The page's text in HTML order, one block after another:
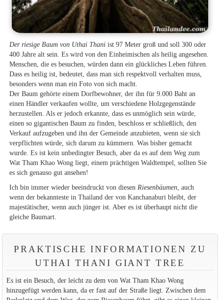
Der riesige Baum von Uthai Thani ist 97 Meter groß und soll 300 oder
400 Jahre alt sein. Es wird von den Einheimischen als heilig angesehen.
Menschen, die es besuchen, würden dann ein glückliches Leben führen.
Dass es heilig ist, bedeutet, dass man sich respektvoll verhalten muss,
besonders wenn man ein Foto von sich macht.
Der Baum gehörte einem Dorfbewohner, der ihn für 9.000 Baht an
einen Händler verkaufen wollte, um verschiedene Holzgegenstände
herzustellen. Als er jedoch erkannte, dass es unmöglich sein würde,
einen so gigantischen Baum zu finden, beschloss er schließlich, den
Verkauf aufzugeben und ihn der Gemeinde anzubieten, wenn sie sich
verpflichten würde, sich darum zu kümmern. Was bisher gemacht
wurde. Es ist kein unbedingter Besuch, aber da es auf dem Weg zum
Wat Tham Khao Wong liegt, einem prächtigen Waldtempel, sollten Sie
es sich genauso gut ansehen!
Ich bin immer wieder beeindruckt von diesen Riesenbäumen , auch
wenn der bekannteste in Thailand der von Kanchanaburi bleibt, der
majestätischer, wenn auch jünger ist. Aber es ist überhaupt nicht die
gleiche Baumart.
PRAKTISCHE INFORMATIONEN ZU
UTHAI THANI GIANT TREE
Es ist ein Besuch, der leicht zu dem von Wat Tham Khao Wong
hinzugefügt werden kann, da er fast auf der Straße liegt. Zwischen dem